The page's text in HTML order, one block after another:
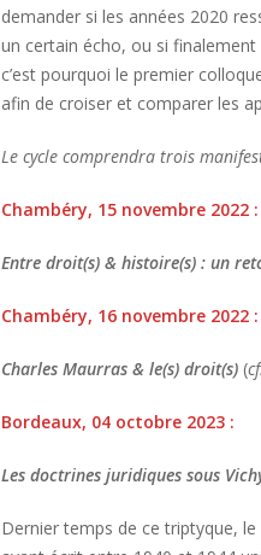
demander si les années 2020
un certain écho, ou si finalement
c’est pourquoi le premier
afin de croiser et comparer les
Le cycle comprendra trois
Chambéry, 15 novembre 2022 :
Entre droit(s) & histoire(s) : un
Chambéry, 16 novembre 2022 :
Charles Maurras & le(s) droit(s) (
Bordeaux, 04 octobre 2023 :
Les doctrines juridiques sous
Dernier temps de ce triptyque,